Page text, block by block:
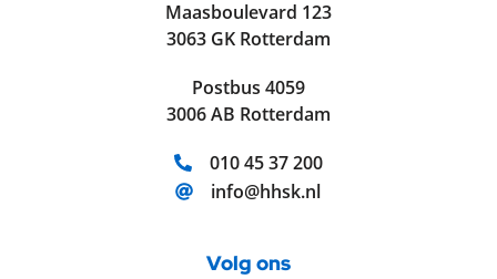
Maasboulevard 123
3063 GK Rotterdam
Postbus 4059
3006 AB Rotterdam
Telefoonnummer:
010 45 37 200
E-mailadres:
info@hhsk.nl
Volg ons